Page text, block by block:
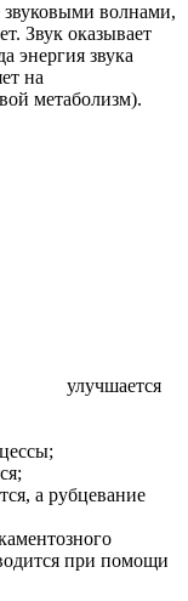
звуковыми волнами,
Звук оказывает
энергия звука
на
метаболизм).
улучшается
а рубцевание
при помощи